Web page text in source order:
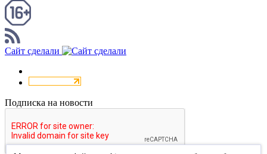
Сайт сделали
Подписка на новости